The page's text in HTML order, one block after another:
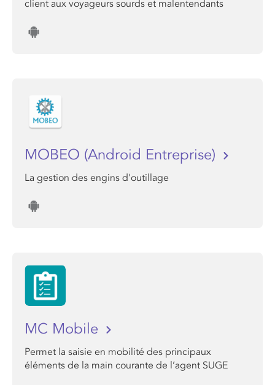
client aux voyageurs sourds et malentendants
MOBEO (Android Entreprise)
La gestion des engins d'outillage
MC Mobile
Permet la saisie en mobilité des principaux
éléments de la main courante de l’agent SUGE